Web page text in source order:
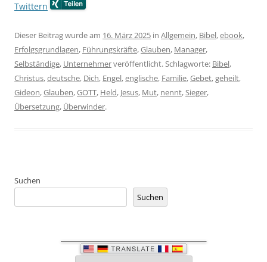
Twittern
Dieser Beitrag wurde am 16. März 2025 in Allgemein, Bibel,ebook,
Erfolgsgrundlagen, Führungskräfte,Glauben, Manager,
Selbständige, Unternehmerveröffentlicht. Schlagworte: Bibel,
Christus,deutsche, Dich, Engel,englische, Familie,Gebet,geheilt,
Gideon,Glauben,GOTT, Held, Jesus, Mut, nennt,Sieger,
Übersetzung, Überwinder.
Suchen
Suchen